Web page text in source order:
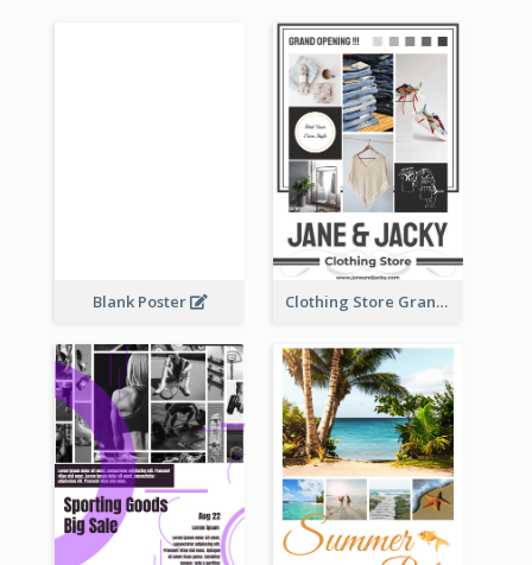
Blank Poster Clothing Store Grand Opening Poster